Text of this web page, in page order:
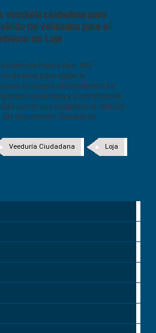
veeduría ciudadana para
de vehículos para el
de Loja
de Prensa Nro. 483
para vigilar la
para el Cuerpo de Bomberos de
Ciudadana y Control Social
con lo que establece el Artículo
Reglamento General de
Loja
Veeduría Ciudadana